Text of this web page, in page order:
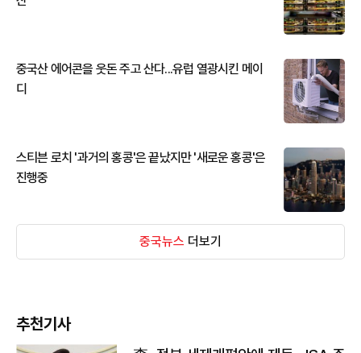
중국산 에어콘을 웃돈 주고 산다...유럽 열광시킨 메이
디
스티븐 로치 '과거의 홍콩'은 끝났지만 '새로운 홍콩'은
진행중
중국뉴스 더보기
추천기사